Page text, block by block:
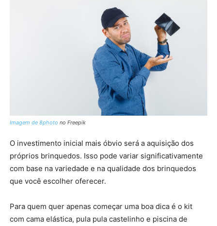
Imagem de 8photo no Freepik
O investimento inicial mais óbvio será a aquisição dos
próprios brinquedos. Isso pode variar significativamente
com base na variedade e na qualidade dos brinquedos
que você escolher oferecer.
Para quem quer apenas começar uma boa dica é o kit
com cama elástica, pula pula castelinho e piscina de